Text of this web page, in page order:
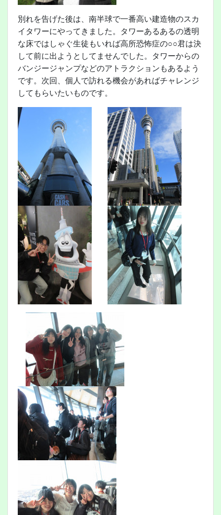
別れを告げた後は、南半球で一番高い建造物のスカ
イタワーにやってきました。タワーあるあるの透明
な床ではしゃぐ生徒もいれば高所恐怖症の○○君は決
して前に出ようとしてませんでした。タワーからの
バンジージャンプなどのアトラクションもあるよう
です。次回、個人で訪れる機会があればチャレンジ
してもらいたいものです。